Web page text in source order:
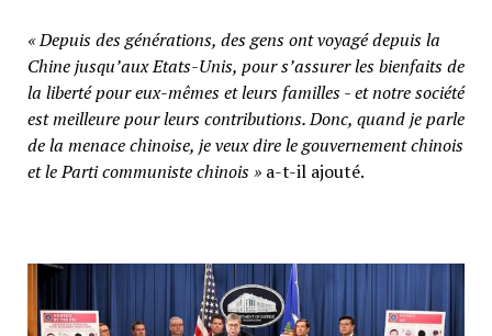
« Depuis des générations, des gens ont voyagé depuis la
Chine jusqu’aux Etats-Unis, pour s’assurer les bienfaits de
la liberté pour eux-mêmes et leurs familles - et notre société
est meilleure pour leurs contributions. Donc, quand je parle
de la menace chinoise, je veux dire le gouvernement chinois
et le Parti communiste chinois »a-t-il ajouté.